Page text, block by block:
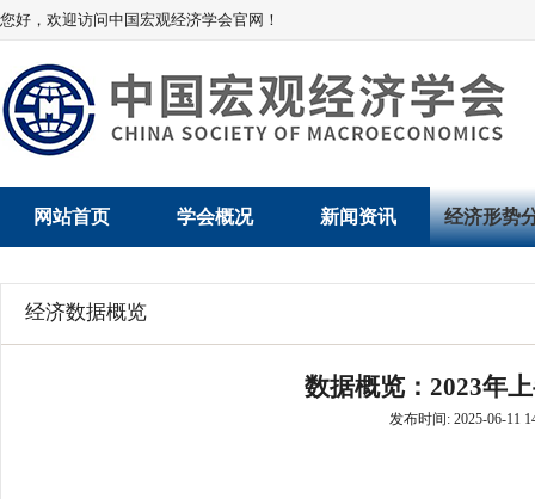
您好，欢迎访问中国宏观经济学会官网！
网站首页 学会概况 新闻资讯
学会动态
经济形势
经济运行与
经济数据概览
数据概览：2023年
发布时间: 2025-06-11